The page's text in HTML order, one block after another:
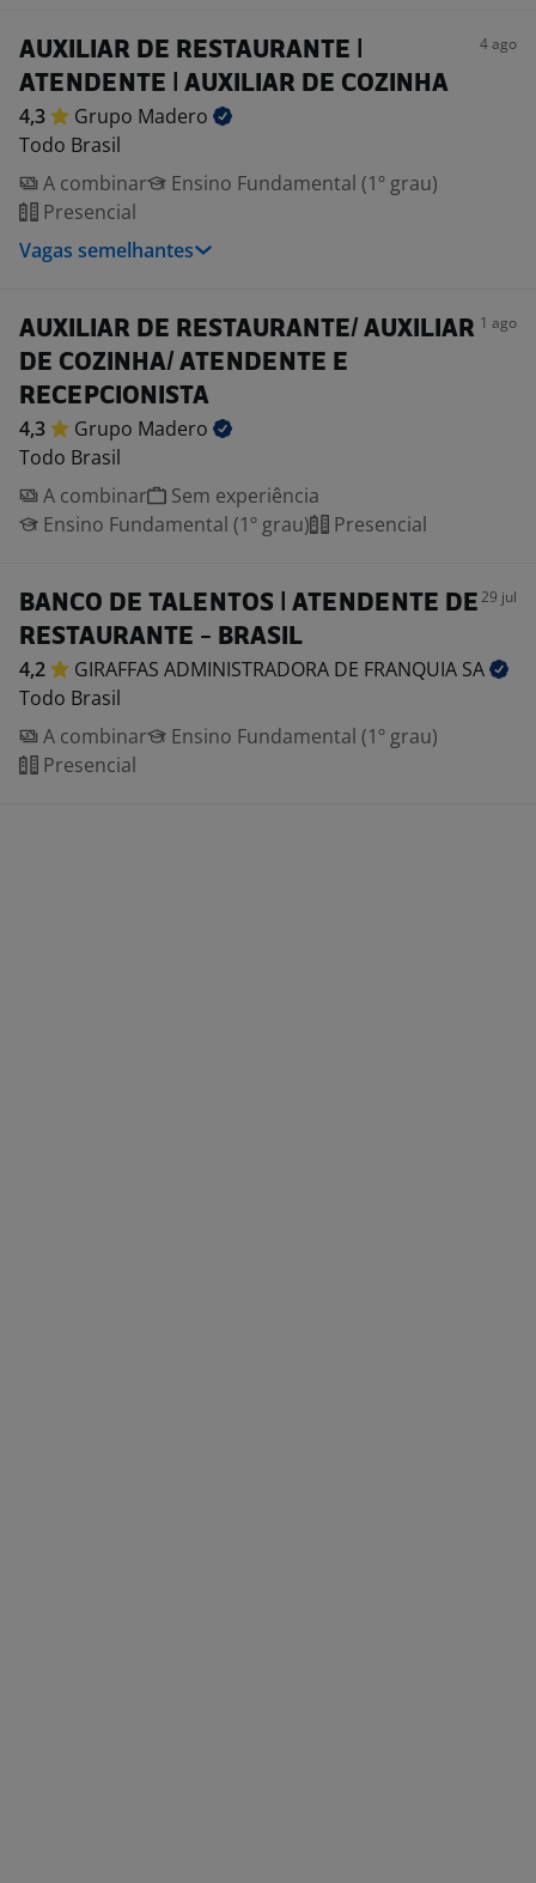
AUXILIAR DE RESTAURANTE |
ATENDENTE | AUXILIAR DE COZINHA
4 ago
4,3 Grupo Madero
Todo Brasil
A combinar
Ensino Fundamental (1º grau)
Presencial
Vagas semelhantes
AUXILIAR DE RESTAURANTE/ AUXILIAR
DE COZINHA/ ATENDENTE E
RECEPCIONISTA
1 ago
4,3 Grupo Madero
Todo Brasil
A combinar
Sem experiência
Ensino Fundamental (1º grau)
Presencial
BANCO DE TALENTOS | ATENDENTE DE
RESTAURANTE - BRASIL
29 jul
4,2 GIRAFFAS ADMINISTRADORA DE FRANQUIA SA
Todo Brasil
A combinar
Ensino Fundamental (1º grau)
Presencial